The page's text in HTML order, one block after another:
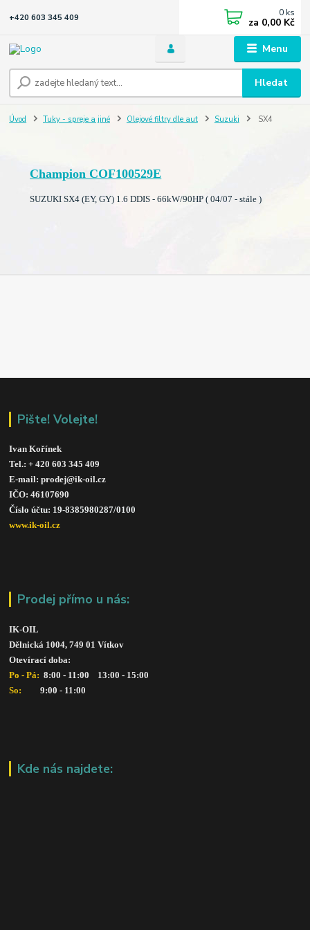
Menu
Hledat
+420 603 345 409 0 ks
za 0,00 Kč
Úvod Tuky - spreje a jiné Olejové filtry dle aut Suzuki SX4
Champion COF100529E
SUZUKI SX4 (EY, GY) 1.6 DDIS - 66kW/90HP ( 04/07 - stále )
Pište! Volejte!
Ivan Kořínek
Tel.: + 420 603 345 409
E-mail: prodej@ik-oil.cz
IČO: 46107690
Číslo účtu: 19-8385980287/0100
www.ik-oil.cz
Prodej přímo u nás:
IK-OIL
Dělnická 1004, 749 01 Vítkov
Otevírací doba:
Po - Pá: 8:00 - 11:00    13:00 - 15:00
So:
      9:00 - 11:00
Kde nás najdete: